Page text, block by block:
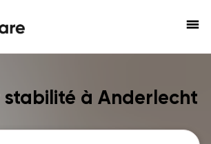
menu
stabilité à Anderlecht